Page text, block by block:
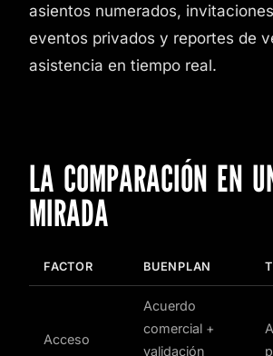
asientos numerados,
eventos privados y reportes de
asistencia en tiempo real.
LA COMPARACIÓN EN
MIRADA
FACTOR BUENPLAN
Acceso
Acuerdo
comercial +
validación